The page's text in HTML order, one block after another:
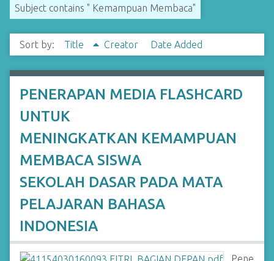
Subject contains " Kemampuan Membaca"
Sort by: Title Creator Date Added
PENERAPAN MEDIA FLASHCARD
UNTUK
MENINGKATKAN KEMAMPUAN
MEMBACA SISWA
SEKOLAH DASAR PADA MATA
PELAJARAN BAHASA
INDONESIA
Pene